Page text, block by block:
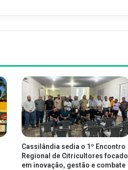
Cassilândia sedia o 1º Encontro
Regional de Citricultores focado
em inovação, gestão e combate